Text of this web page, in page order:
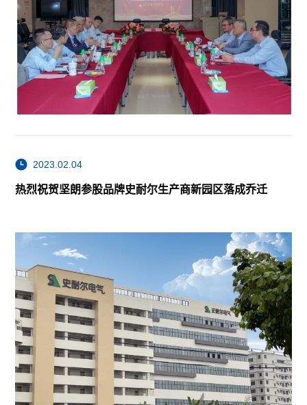
2023.02.04
热烈祝贺坚朗参股品牌史耐尔生产商新园区落成乔迁